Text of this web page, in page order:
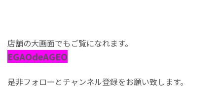
店舗の大画面でもご覧になれます。
EGAOdeAGEO
是非フォローとチャンネル登録をお願い致します。